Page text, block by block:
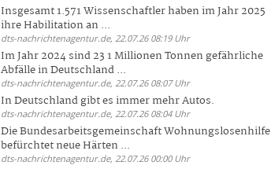
Insgesamt 1.571 Wissenschaftler haben im Jahr 2025
ihre Habilitation an ...
dts-nachrichtenagentur.de, 22.07.26 08:19 Uhr
Im Jahr 2024 sind 23 1 Millionen Tonnen gefährliche
Abfälle in Deutschland ...
dts-nachrichtenagentur.de, 22.07.26 08:07 Uhr
In Deutschland gibt es immer mehr Autos.
dts-nachrichtenagentur.de, 22.07.26 08:04 Uhr
Die Bundesarbeitsgemeinschaft Wohnungslosenhilfe
befürchtet neue Härten ...
dts-nachrichtenagentur.de, 22.07.26 00:00 Uhr